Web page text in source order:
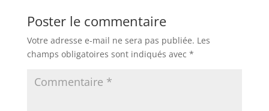
Poster le commentaire
Votre adresse e-mail ne sera pas publiée. Les
champs obligatoires sont indiqués avec *